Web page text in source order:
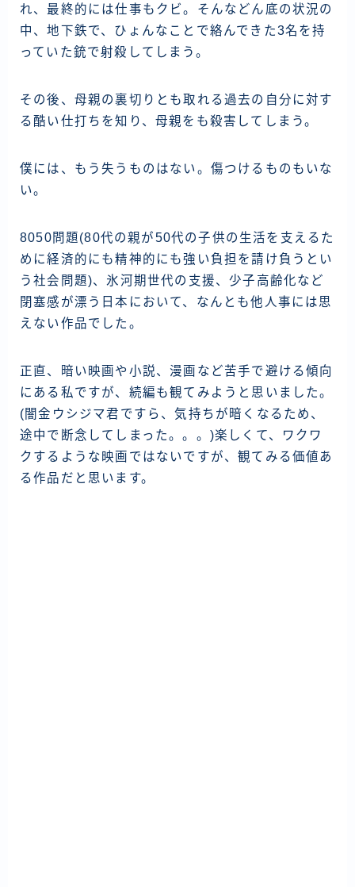
れ、最終的には仕事もクビ。そんなどん底の状況の
中、地下鉄で、ひょんなことで絡んできた3名を持
っていた銃で射殺してしまう。
その後、母親の裏切りとも取れる過去の自分に対す
る酷い仕打ちを知り、母親をも殺害してしまう。
僕には、もう失うものはない。 傷つけるものもいな
い。
8050問題(80代の親が50代の子供の生活を支えるた
めに経済的にも精神的にも強い負担を請け負うとい
う社会問題)、氷河期世代の支援、少子高齢化など
閉塞感が漂う日本において、なんとも他人事には思
えない作品でした。
正直、暗い映画や小説、漫画など苦手で避ける傾向
にある私ですが、続編も観てみようと思いました。
(闇金ウシジマ君ですら、気持ちが暗くなるため、
途中で断念してしまった。。。)楽しくて、ワクワ
クするような映画ではないですが、観てみる価値あ
る作品だと思います。